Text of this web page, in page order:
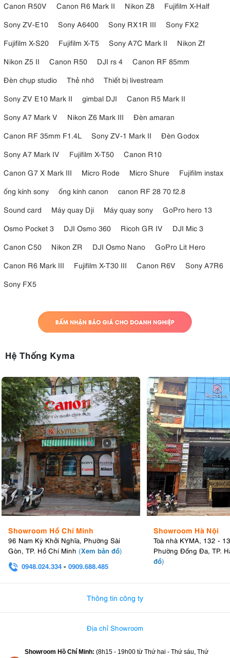
Canon R50V
Canon R6 Mark II Nikon Z8
Fujifilm X-Half
Sony ZV-E10
Sony A6400 Sony RX1R III
Sony FX2
Fujifilm X-S20
Fujifilm X-T5 Sony A7C Mark II
Nikon Zf
Nikon Z5 II
Canon R50 DJI rs 4
Canon RF 85mm
Đèn chụp studio
Thẻ nhớ
Thiết bị livestream
Sony ZV E10 Mark II
gimbal DJI
Canon R5 Mark II
Sony A7 Mark V
Nikon Z6 Mark III
Đèn amaran
Canon RF 35mm F1.4L
Sony ZV-1 Mark II
Đèn Godox
Sony A7 Mark IV
Fujifilm X-T50
Canon R10
Canon G7 X Mark III
Micro Rode Micro Shure
Fujifilm instax
ống kính sony
ống kính canon
canon RF 28 70 f2.8
Sound card
Máy quay Dji Máy quay sony
GoPro hero 13
Osmo Pocket 3
DJI Osmo 360 Ricoh GR IV
DJI Mic 3
Canon C50
Nikon ZR DJI Osmo Nano
GoPro Lit Hero
Canon R6 Mark III
Fujifilm X-T30 III Canon R6V
Sony A7R6
Sony FX5
Hệ Thống Kyma
Showroom Hồ Chí Minh
96 Nam Kỳ Khởi Nghĩa, Phường Sài
Gòn, TP. Hồ Chí Minh (Xem bản đồ)
0948.024.334 - 0909.688.485
Showroom Hà Nội
Toà nhà KYMA, 132 -
Phường Đống Đa, TP.
đồ)
Thông tin công ty
Địa chỉ Showroom
Showroom Hồ Chí Minh: (8h15 - 19h00 từ Thứ hai - Thứ sáu, Thứ